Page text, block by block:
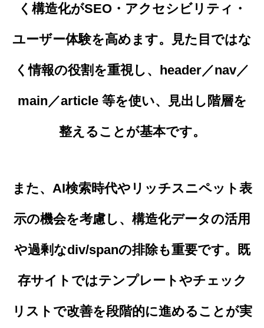
く構造化がSEO・アクセシビリティ・
ユーザー体験を高めます。見た目ではな
く情報の役割を重視し、header／nav／
main／article 等を使い、見出し階層を
整えることが基本です。
また、AI検索時代やリッチスニペット表
示の機会を考慮し、構造化データの活用
や過剰なdiv/spanの排除も重要です。既
存サイトではテンプレートやチェック
リストで改善を段階的に進めることが実